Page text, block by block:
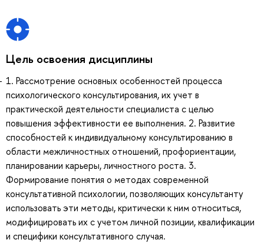
Цель освоения дисциплины
1. Рассмотрение основных особенностей процесса
психологического консультирования, их учет в
практической деятельности специалиста с целью
повышения эффективности ее выполнения. 2. Развитие
способностей к индивидуальному консультированию в
области межличностных отношений, профориентации,
планировании карьеры, личностного роста. 3.
Формирование понятия о методах современной
консультативной психологии, позволяющих консультанту
использовать эти методы, критически к ним относиться,
модифицировать их с учетом личной позиции, квалификации
и специфики консультативного случая.